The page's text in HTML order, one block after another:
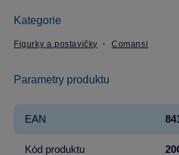
Kategorie
Figurky a postavičky Comansi
Parametry produktu
EAN
Kód produktu